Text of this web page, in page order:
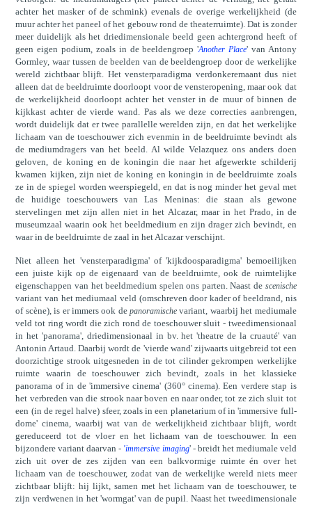
achter het masker of de schmink) evenals de overige werkelijkheid (de
muur achter het paneel of het gebouw rond de theaterruimte). Dat is zonder
meer duidelijk als het driedimensionale beeld geen achtergrond heeft of
geen eigen podium, zoals in de beeldengroep 'Another Place' van Antony
Gormley, waar tussen de beelden van de beeldengroep door de werkelijke
wereld zichtbaar blijft. Het vensterparadigma verdonkeremaant dus niet
alleen dat de beeldruimte doorloopt voor de vensteropening, maar ook dat
de werkelijkheid doorloopt achter het venster in de muur of binnen de
kijkkast achter de vierde wand. Pas als we deze correcties aanbrengen,
wordt duidelijk dat er twee parallelle werelden zijn, en dat het werkelijke
lichaam van de toeschouwer zich evenmin in de beeldruimte bevindt als
de mediumdragers van het beeld. Al wilde Velazquez ons anders doen
geloven, de koning en de koningin die naar het afgewerkte schilderij
kwamen kijken, zijn niet de koning en koningin in de beeldruimte zoals
ze in de spiegel worden weerspiegeld, en dat is nog minder het geval met
de huidige toeschouwers van Las Meninas: die staan als gewone
stervelingen met zijn allen niet in het Alcazar, maar in het Prado, in de
museumzaal waarin ook het beeldmedium en zijn drager zich bevindt, en
waar in de beeldruimte de zaal in het Alcazar verschijnt.
Niet alleen het 'vensterparadigma' of 'kijkdoosparadigma' bemoeilijken
een juiste kijk op de eigenaard van de beeldruimte, ook de ruimtelijke
eigenschappen van het beeldmedium spelen ons parten. Naast de scenische
variant van het mediumaal veld (omschreven door kader of beeldrand, nis
of scène), is er immers ook depanoramische variant, waarbij het mediumale
veld tot ring wordt die zich rond de toeschouwer sluit - tweedimensionaal
in het 'panorama', driedimensionaal in bv. het 'theatre de la cruauté' van
Antonin Artaud. Daarbij wordt de 'vierde wand' zijwaarts uitgebreid tot een
doorzichtige strook uitgesneden in de tot cilinder gekrompen werkelijke
ruimte waarin de toeschouwer zich bevindt, zoals in het klassieke
panorama of in de 'immersive cinema' (360° cinema). Een verdere stap is
het verbreden van die strook naar boven en naar onder, tot ze zich sluit tot
een (in de regel halve) sfeer, zoals in een planetarium of in 'immersive full-
dome' cinema, waarbij wat van de werkelijkheid zichtbaar blijft, wordt
gereduceerd tot de vloer en het lichaam van de toeschouwer. In een
bijzondere variant daarvan - 'immersive imaging' - breidt het mediumale veld
zich uit over de zes zijden van een balkvormige ruimte én over het
lichaam van de toeschouwer, zodat van de werkelijke wereld niets meer
zichtbaar blijft: hij lijkt, samen met het lichaam van de toeschouwer, te
zijn verdwenen in het 'wormgat' van de pupil. Naast het tweedimensionale